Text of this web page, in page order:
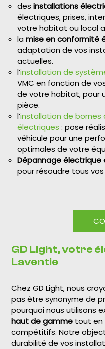
des installations
électriques, prises,
votre habitat ou local
la mise en conformité
adaptation de vos
actuelles.
l’installation de
VMC en fonction de
de votre habitat, pour
pièce.
l’installation de bornes
électriques : pose
véhicule pour une
optimales de votre
Dépannage électrique
pour résoudre tous
GD Light, votre
Laventie
Chez GD Light, nous
pas être synonyme de
pourquoi nous utilisons
haut de gamme tout en
compétitifs. Notre
durabilité de vos